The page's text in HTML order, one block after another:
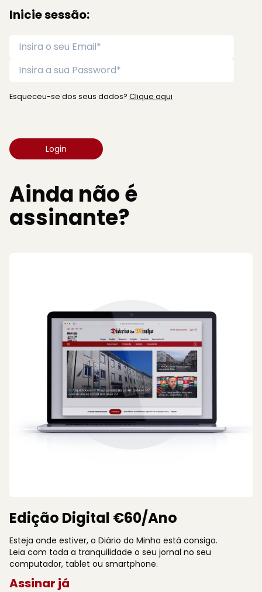
Inicie sessão:
Esqueceu-se dos seus dados? Clique aqui
Login
Ainda não é
assinante?
Edição Digital €60/Ano
Esteja onde estiver, o Diário do Minho está consigo.
Leia com toda a tranquilidade o seu jornal no seu
computador, tablet ou smartphone.
Assinar já